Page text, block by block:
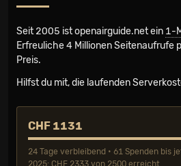
Seit 2005 ist openairguide.net ein 1-
Erfreuliche 4 Millionen Seiten­aufrufe
Preis.
Hilfst du mit, die laufenden
CHF 1131
24 Tage verbleibend • 61 Spenden bis
2025: CHF 2333 von 2500 erreicht